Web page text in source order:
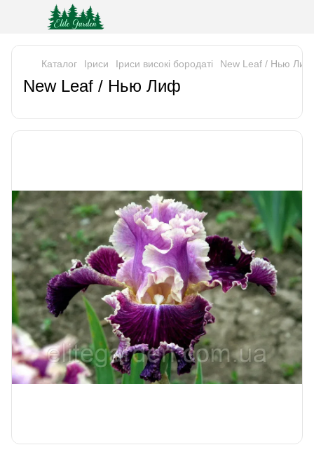
Каталог Iриси Іриси високі бородаті New Leaf / Нью Лиф
New Leaf / Нью Лиф